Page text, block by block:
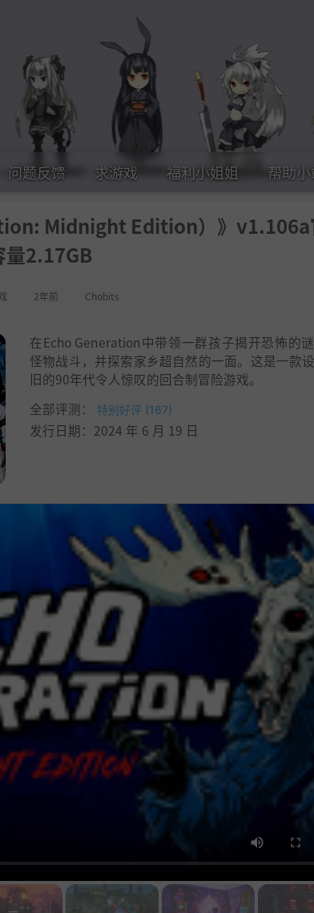
问题反馈 求游戏 福利小姐姐 帮助
Midnight Edition）》
量2.17GB
2年前 Chobits
在Echo Generation中带领一群孩子揭开恐怖的
怪物战斗，并探索家乡超自然的一面。这是一款
旧的90年代令人惊叹的回合制冒险游戏。
全部评测：
特别好评 (167)
发行日期：2024 年 6 月 19 日